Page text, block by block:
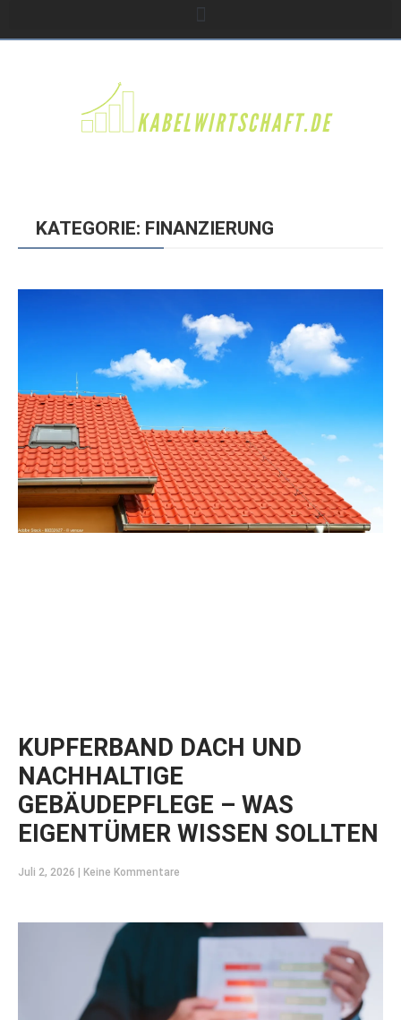
KATEGORIE: FINANZIERUNG
KUPFERBAND DACH UND
NACHHALTIGE
GEBÄUDEPFLEGE – WAS
EIGENTÜMER WISSEN SOLLTEN
Juli 2, 2026 Keine Kommentare